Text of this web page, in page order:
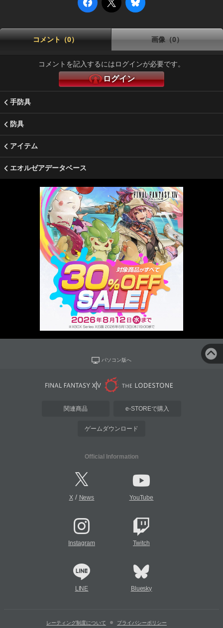
コメント（0） 画像（0）
コメントを記入するにはログインが必要です。
ログイン
手防具
防具
アイテム
エオルゼアデータベース
パソコン版へ
関連商品 e-STOREで購入
ゲームダウンロード
Official Information
X/ News YouTube
Instagram Twitch
LINE Bluesky
レーティング制度について プライバシーポリシー